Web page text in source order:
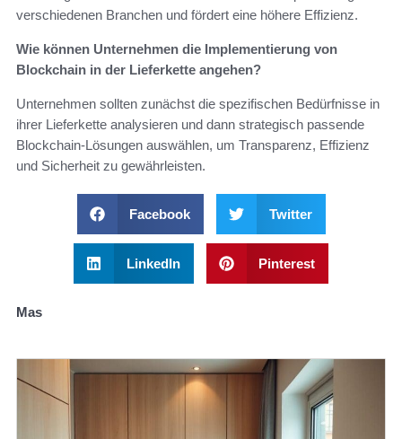
verschiedenen Branchen und fördert eine höhere Effizienz.
Wie können Unternehmen die Implementierung von
Blockchain in der Lieferkette angehen?
Unternehmen sollten zunächst die spezifischen Bedürfnisse in
ihrer Lieferkette analysieren und dann strategisch passende
Blockchain-Lösungen auswählen, um Transparenz, Effizienz
und Sicherheit zu gewährleisten.
Facebook Twitter
LinkedIn Pinterest
Mas